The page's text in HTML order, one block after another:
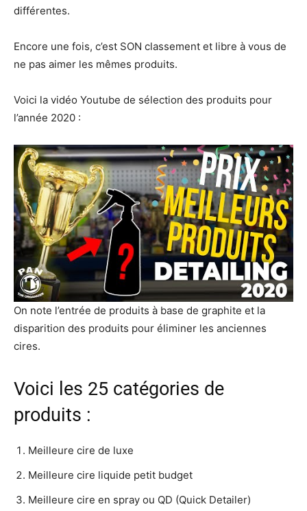
différentes.
Encore une fois, c’est SON classement et libre à vous de
ne pas aimer les mêmes produits.
Voici la vidéo Youtube de sélection des produits pour
l’année 2020 :
On note l’entrée de produits à base de graphite et la
disparition des produits pour éliminer les anciennes
cires.
Voici les 25 catégories de
produits :
Meilleure cire de luxe
Meilleure cire liquide petit budget
Meilleure cire en spray ou QD (Quick Detailer)